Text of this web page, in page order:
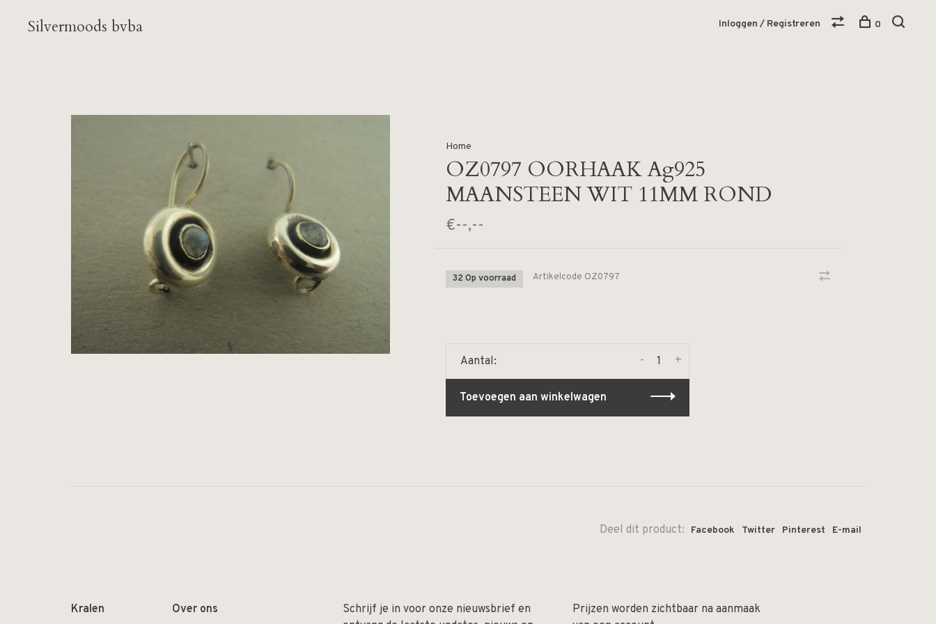
Silvermoods bvba Inloggen / Registreren 0
Home
OZ0797 OORHAAK Ag925
MAANSTEEN WIT 11MM ROND
€--,--
32 Op voorraad Artikelcode OZ0797
Aantal: +
-
Toevoegen aan winkelwagen
Deel dit product: Facebook Twitter Pinterest E-mail
Kralen
Over ons
Schrijf je in voor onze nieuwsbrief en
Prijzen worden zichtbaar na aanmaak